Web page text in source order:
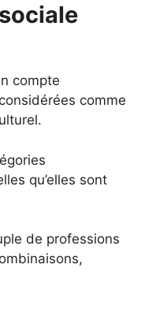
compte
comme
qu’elles sont
de professions